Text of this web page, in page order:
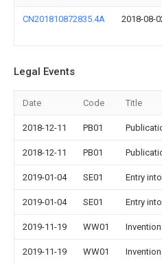
CN201810872835.4A 2018-08-
Legal Events
Date Code Title
2018-12-11 PB01
2018-12-11 PB01
2019-01-04 SE01 Entry
2019-01-04 SE01 Entry
2019-11-19 WW01
2019-11-19 WW01